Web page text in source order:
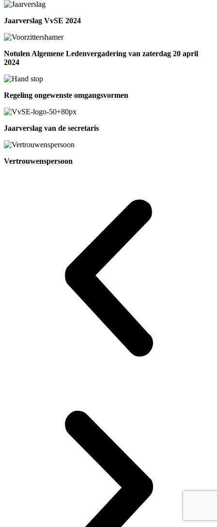
Jaarverslag VvSE 2024
Notulen Algemene Ledenvergadering van zaterdag 20 april
2024
Regeling ongewenste omgangsvormen
Jaarverslag van de secretaris
Vertrouwenspersoon